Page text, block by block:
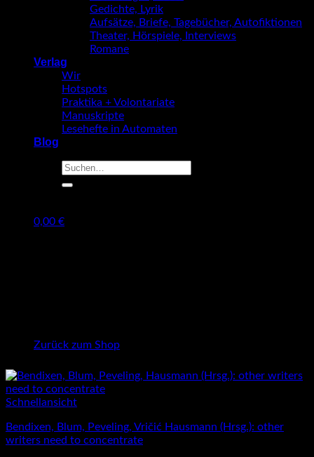
Gedichte, Lyrik
Aufsätze, Briefe, Tagebücher, Autofiktionen
Theater, Hörspiele, Interviews
Romane
Verlag
Wir
Hotspots
Praktika + Volontariate
Manuskripte
Lesehefte in Automaten
Blog
Suche
0,00 €
Zurück zum Shop
Schnellansicht
Bendixen, Blum, Peveling, Vričić Hausmann (Hrsg.): other
writers need to concentrate